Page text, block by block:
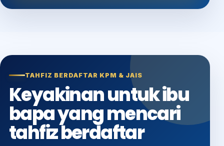
TAHFIZ BERDAFTAR KPM & JAIS
Keyakinan untuk ibu
bapa yang mencari
tahfiz berdaftar